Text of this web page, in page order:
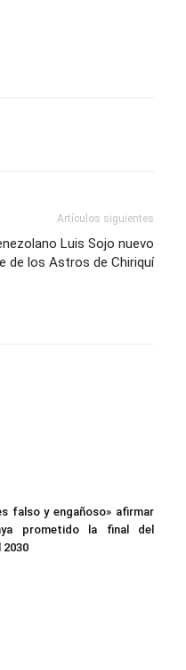
Artículos siguientes
Luis Sojo nuevo
de los Astros de Chiriquí
falso y engañoso» afirmar
prometido la final del
2030